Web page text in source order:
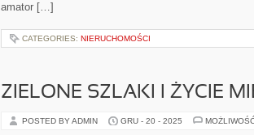
amator […]
CATEGORIES: NIERUCHOMOŚCI
ZIELONE SZLAKI I ŻYCIE
POSTED BY ADMIN GRU - 20 - 2025